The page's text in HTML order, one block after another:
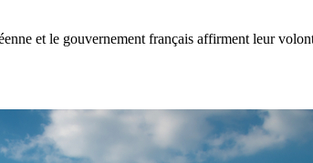
et le gouvernement français affirment leur